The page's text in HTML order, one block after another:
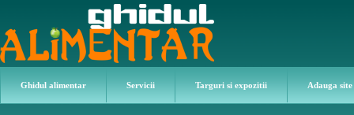
Ghidul alimentar Servicii Targuri si expozitii Adauga site